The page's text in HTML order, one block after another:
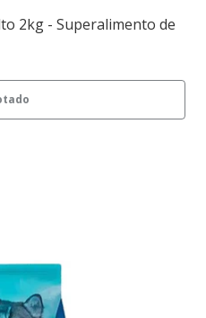
2kg - Superalimento de